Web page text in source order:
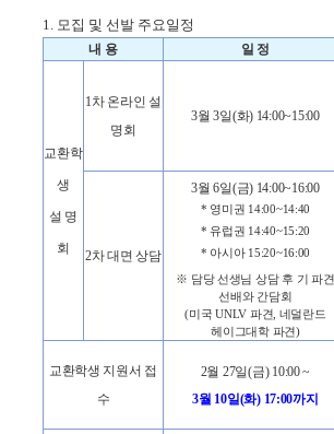
1. 모집 및 선발 주요일정
내 용 일 정
교환학
생
설 명
회
1차 온라인 설
명회
3월3일(화) 14:00~15:00
2차 대면 상담
3월6일(금) 14:00~16:00
* 영미권 14:00~14:40
*유럽권 14:40~15:20
* 아시아 15:20~16:00
※ 담당 선생님 상담 후 기 파견
선배와 간담회
(미국UNLV 파견
네덜란드
헤이그대학 파견)
교환학생 지원서 접
수
2월 27일(금) 10:00 ~
3월 10일(화) 17:00까지